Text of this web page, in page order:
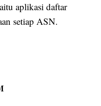
aplikasi daftar
setiap ASN.